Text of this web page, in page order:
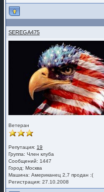
SEREGA475
Ветеран
Репутация: 19
Группа:Член клуба
Сообщений: 1447
Город: Москва
Машина: Американец 2,7 продан :(
Регистрация: 27.10.2008